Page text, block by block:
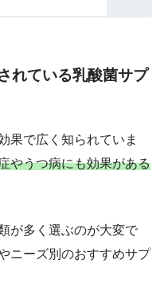
れている乳酸菌サプ
果で広く知られていま
やうつ病にも効果がある
が多く選ぶのが大変で
ニーズ別のおすすめサプ